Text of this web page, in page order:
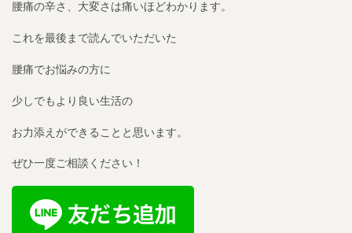
腰痛の辛さ、大変さは痛いほどわかります。
これを最後まで読んでいただいた
腰痛でお悩みの方に
少しでもより良い生活の
お力添えができることと思います。
ぜひ一度ご相談ください！